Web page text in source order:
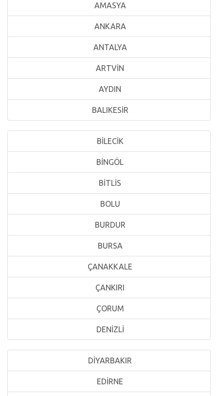
AMASYA
ANKARA
ANTALYA
ARTVİN
AYDIN
BALIKESİR
BİLECİK
BİNGÖL
BİTLİS
BOLU
BURDUR
BURSA
ÇANAKKALE
ÇANKIRI
ÇORUM
DENİZLİ
DİYARBAKIR
EDİRNE